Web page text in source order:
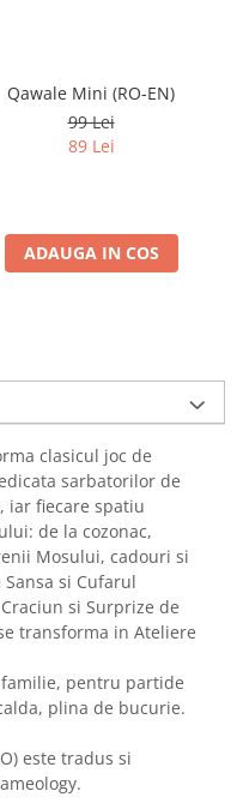
Qawale Mini (RO-EN)
99 Lei
89 Lei
ADAUGA IN COS
clasicul joc de
sarbatorilor de
iar fiecare spatiu
de la cozonac,
Mosului, cadouri si
si Cufarul
si Surprize de
transforma in Ateliere
pentru partide
plina de bucurie.
este tradus si